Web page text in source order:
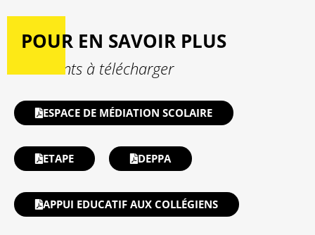
POUR EN SAVOIR PLUS
Documents à télécharger
ESPACE DE MÉDIATION SCOLAIRE
ETAPE DEPPA
APPUI EDUCATIF AUX COLLÉGIENS